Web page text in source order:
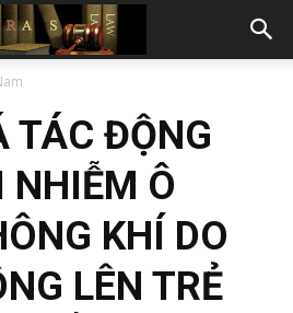
TÁC ĐỘNG
NHIỄM Ô
KHÍ DO
LÊN TRẺ